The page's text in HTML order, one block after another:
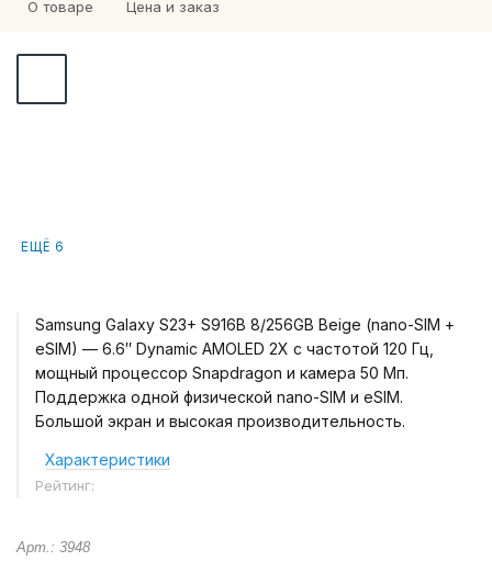
О товаре Цена и заказ
ЕЩЁ 6
Samsung Galaxy S23+ S916B 8/256GB Beige (nano-SIM +
eSIM) — 6.6″ Dynamic AMOLED 2X с частотой 120 Гц,
мощный процессор Snapdragon и камера 50 Мп.
Поддержка одной физической nano-SIM и eSIM.
Большой экран и высокая производительность.
Характеристики
Рейтинг:
Арт.: 3948